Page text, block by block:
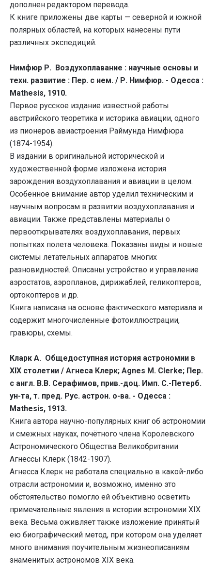
дополнен редактором перевода.
К книге приложены две карты — северной и южной
полярных областей, на которых нанесены пути
различных экспедиций.
Нимфюр Р. Воздухоплавание : научные основы и
техн. развитие : Пер. с нем. / Р. Нимфюр. - Одесса :
Mathesis, 1910.
Первое русское издание известной работы
австрийского теоретика и историка авиации, одного
из пионеров авиастроения Раймунда Нимфюра
(1874-1954).
В издании в оригинальной исторической и
художественной форме изложена история
зарождения воздухоплавания и авиации в целом.
Особенное внимание автор уделил техническим и
научным вопросам в развитии воздухоплавания и
авиации. Также представлены материалы о
первооткрывателях воздухоплавания, первых
попытках полета человека. Показаны виды и новые
системы летательных аппаратов многих
разновидностей. Описаны устройство и управление
аэростатов, аэропланов, дирижаблей, геликоптеров,
ортокоптеров и др.
Книга написана на основе фактического материала и
содержит многочисленные фотоиллюстрации,
гравюры, схемы.
Кларк А. Общедоступная история астрономии в
XIX столетии / Агнеса Клерк; Agnes M. Clerke; Пер.
с англ. В.В. Серафимов, прив.-доц. Имп. С.-Петерб.
ун-та, т. пред. Рус. астрон. о-ва. - Одесса :
Mathesis, 1913.
Книга автора научно-популярных книг об астрономии
и смежных науках, почётного члена Королевского
Астрономического Общества Великобритании
Агнессы Клерк (1842-1907).
Агнесса Клерк не работала специально в какой-либо
отрасли астрономии и, возможно, именно это
обстоятельство помогло ей объективно осветить
примечательные явления в истории астрономии XIX
века. Весьма оживляет также изложение принятый
ею биографический метод, при котором она уделяет
много внимания поучительным жизнеописаниям
знаменитых астрономов XIX века.